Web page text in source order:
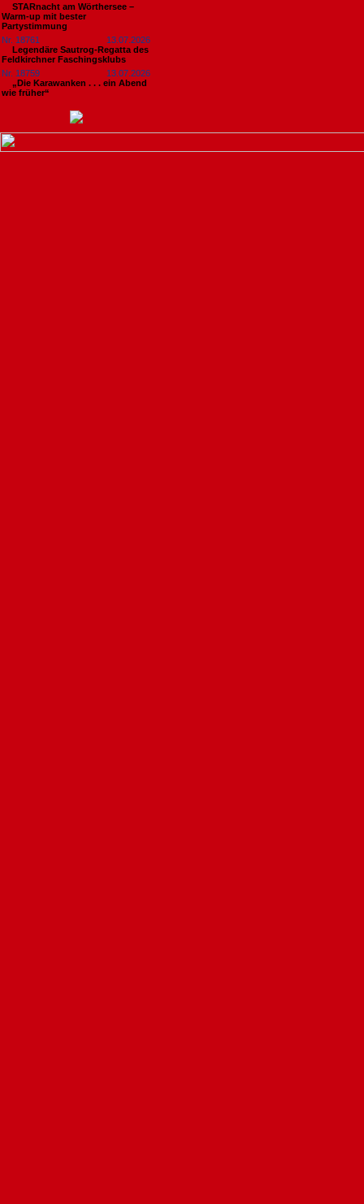
STARnacht am Wörthersee –
Warm-up mit bester
Partystimmung
Nr. 18761
13.07.2026
Legendäre Sautrog-Regatta des
Feldkirchner Faschingsklubs
Nr. 18759
13.07.2026
„Die Karawanken . . . ein Abend
wie früher“